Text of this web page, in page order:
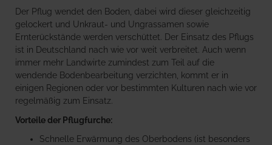
Der Pflug wendet den Boden, dabei wird dieser gleichzeitig
gelockert und Unkraut- und Ungrassamen sowie
Ernterückstände werden verschüttet. Der Einsatz des Pflugs
ist in Deutschland nach wie vor weit verbreitet. Auch wenn
immer mehr Landwirte zumindest zum Teil auf die
wendende Bodenbearbeitung verzichten, kommt er in
einigen Regionen oder vor bestimmten Kulturen nach wie vor
regelmäßig zum Einsatz.
Vorteile der Pflugfurche:
Schnelle Erwärmung des Oberbodens (ist besonders